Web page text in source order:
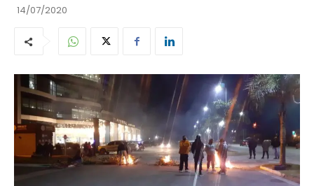
14/07/2020